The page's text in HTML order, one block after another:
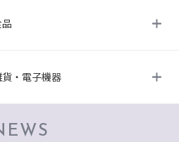
・電子機器